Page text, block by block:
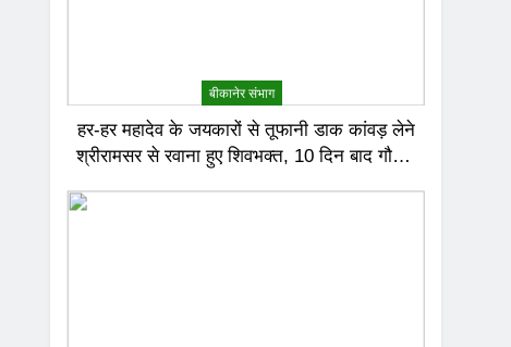
बीकानेर संभाग
हर-हर महादेव के जयकारों से तूफानी डाक कांवड़ लेने
श्रीरामसर से रवाना हुए शिवभक्त, 10 दिन बाद गौमुख